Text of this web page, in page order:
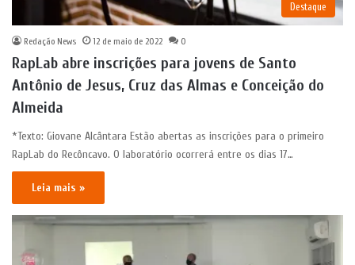
Destaque
Redação News 12 de maio de 2022 0
RapLab abre inscrições para jovens de Santo
Antônio de Jesus, Cruz das Almas e Conceição do
Almeida
*Texto: Giovane Alcântara Estão abertas as inscrições para o primeiro
RapLab do Recôncavo. O laboratório ocorrerá entre os dias 17…
Leia mais »